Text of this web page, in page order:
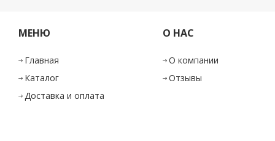
МЕНЮ
Главная
Каталог
Доставка и оплата
О НАС
О компании
Отзывы